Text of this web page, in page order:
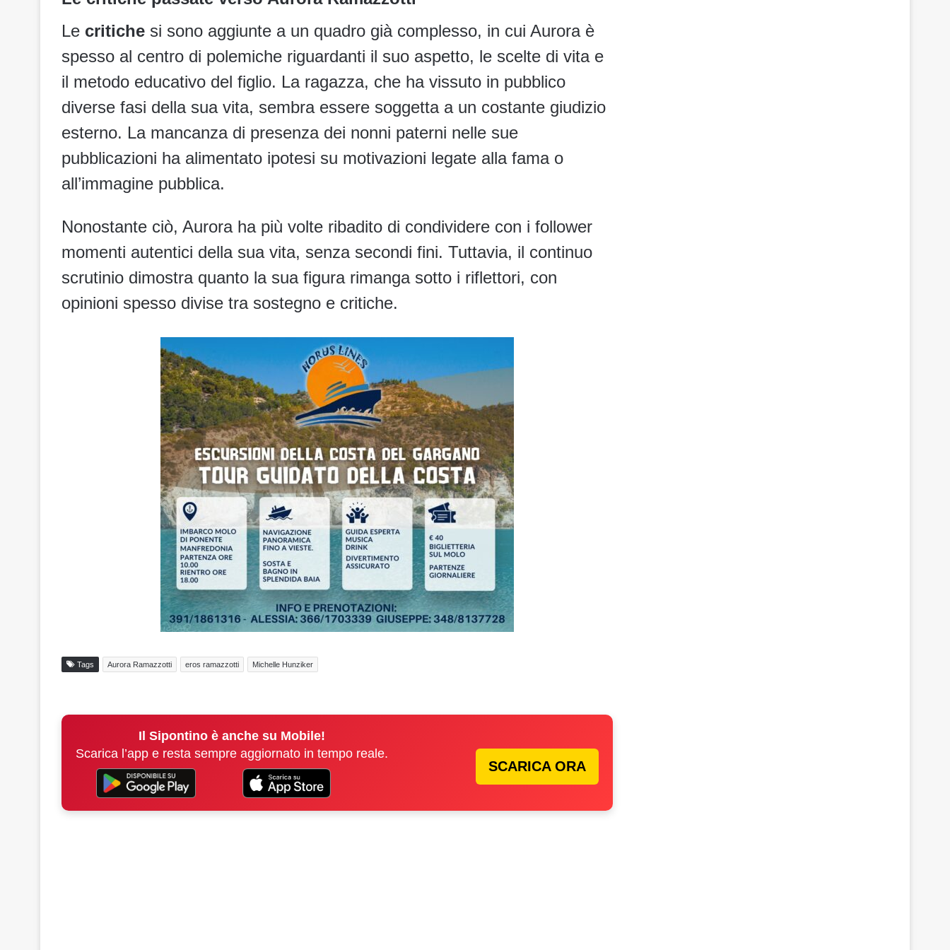
Le critiche si sono aggiunte a un quadro già complesso, in cui Aurora è
spesso al centro di polemiche riguardanti il suo aspetto, le scelte di vita e
il metodo educativo del figlio. La ragazza, che ha vissuto in pubblico
diverse fasi della sua vita, sembra essere soggetta a un costante giudizio
esterno. La mancanza di presenza dei nonni paterni nelle sue
pubblicazioni ha alimentato ipotesi su motivazioni legate alla fama o
all’immagine pubblica.
Nonostante ciò, Aurora ha più volte ribadito di condividere con i follower
momenti autentici della sua vita, senza secondi fini. Tuttavia, il continuo
scrutinio dimostra quanto la sua figura rimanga sotto i riflettori, con
opinioni spesso divise tra sostegno e critiche.
Tags Aurora Ramazzotti eros ramazzotti Michelle Hunziker
Il Sipontino è anche su Mobile!
Scarica l’app e resta sempre aggiornato in tempo reale.
SCARICA ORA